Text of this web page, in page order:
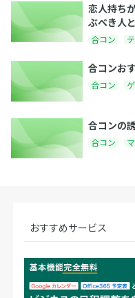
恋人持ち
ぶべき人
合コン
合コンお
合コン
合コンの
合コン
おすすめサービス